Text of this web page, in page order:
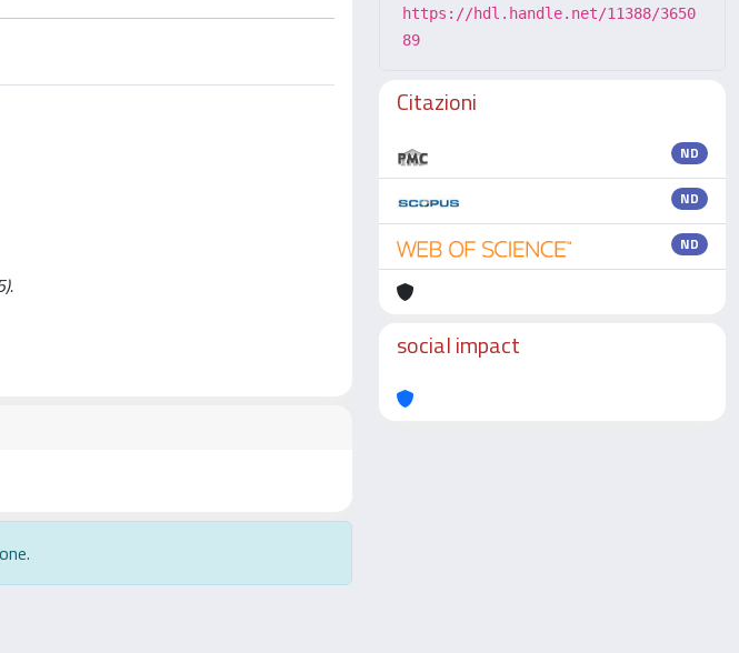
https://hdl.handle.net/11388/3650
89
Citazioni
ND
ND
ND
social impact